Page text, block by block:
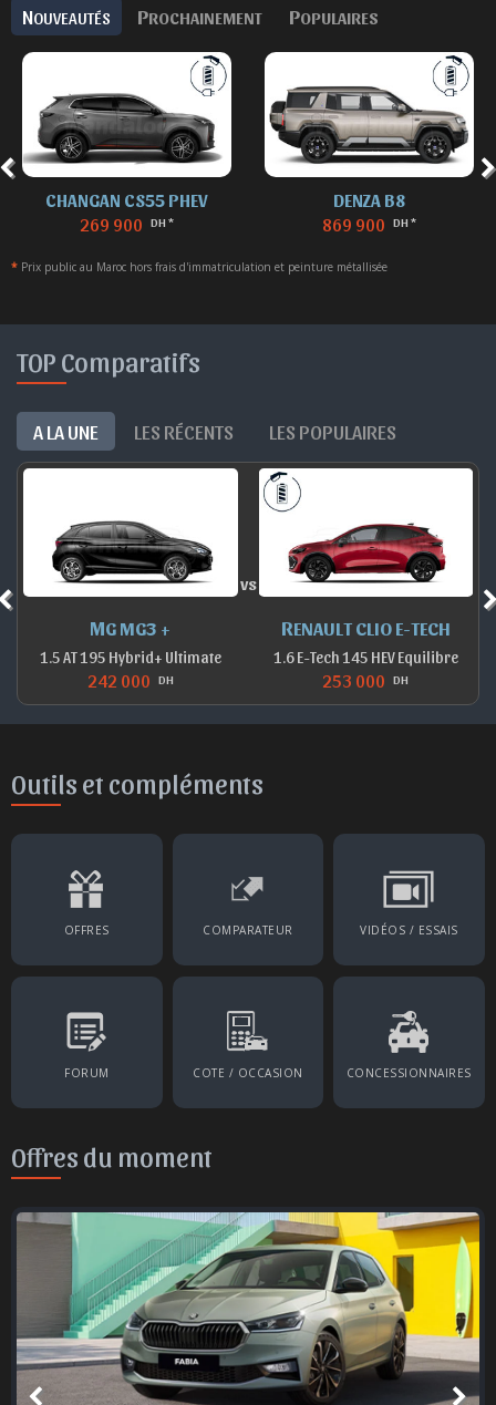
NOUVEAUTÉS PROCHAINEMENT POPULAIRES
CHANGAN CS55 PHEV
269 900 DH *
DENZA B8
869 900 DH *
* Prix public au Maroc hors frais d'immatriculation et peinture métallisée
TOP Comparatifs
A LA UNE LES RÉCENTS LES POPULAIRES
MG MG3 +
1.5 AT 195 Hybrid+ Ultimate
242 000 DH
vs
RENAULT CLIO E-TECH
1.6 E-Tech 145 HEV Equilibre
253 000 DH
Outils et compléments
OFFRES COMPARATEUR VIDÉOS / ESSAIS
FORUM COTE / OCCASION CONCESSIONNAIRES
Offres du moment